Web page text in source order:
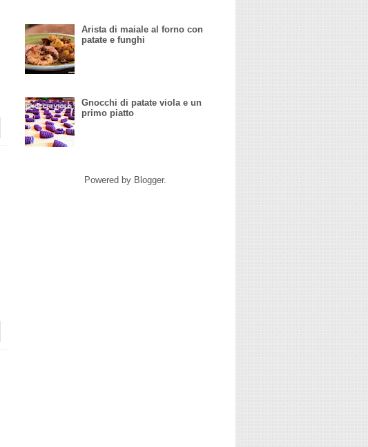
Arista di maiale al forno con
patate e funghi
Gnocchi di patate viola e un
primo piatto
Powered by Blogger.